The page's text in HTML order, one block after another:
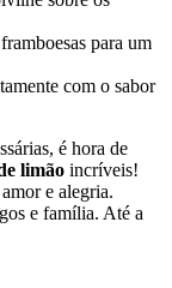
para um
com o sabor
é hora de
limão incríveis!
e alegria.
e família. Até a